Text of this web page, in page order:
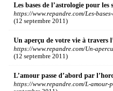
Les bases de l’astrologie pour les
https://www.repandre.com/Les-
(12 septembre 2011)
Un aperçu de votre vie à travers
https://www.repandre.com/Un-
(12 septembre 2011)
L’amour passe d’abord par
https://www.repandre.com/L-amour-